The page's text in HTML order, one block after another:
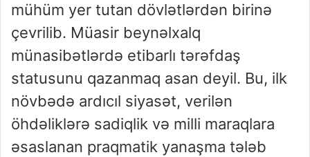
mühüm yer tutan dövlətlərdən birinə
çevrilib. Müasir beynəlxalq
münasibətlərdə etibarlı tərəfdaş
statusunu qazanmaq asan deyil. Bu, ilk
növbədə ardıcıl siyasət, verilən
öhdəliklərə sadiqlik və milli maraqlara
əsaslanan praqmatik yanaşma tələb